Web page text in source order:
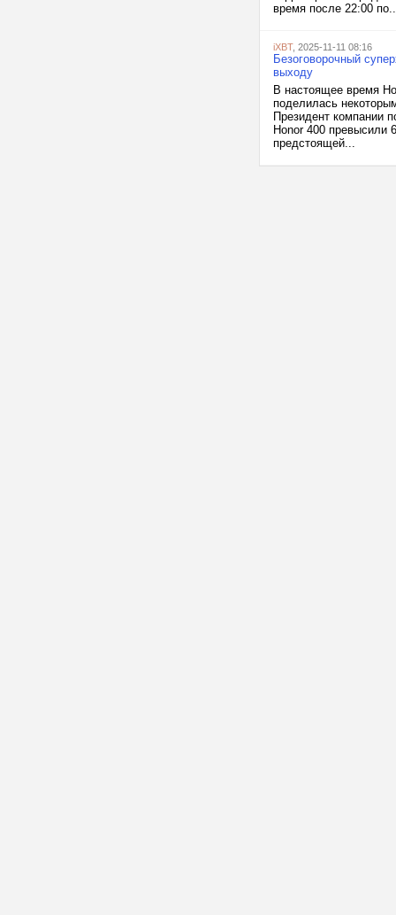
время после 22:00
iXBT, 2025-11-11 08:16
Безоговорочный
выходу
В настоящее время
поделилась
Президент компании
Honor 400 превысили
предстоящей...